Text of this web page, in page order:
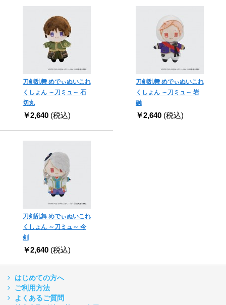
刀剣乱舞 めでぃぬいこれ
くしょん ～刀ミュ～ 石
切丸
￥2,640 (税込)
刀剣乱舞 めでぃぬいこれ
くしょん ～刀ミュ～ 岩
融
￥2,640 (税込)
刀剣乱舞 めでぃぬいこれ
くしょん ～刀ミュ～ 今
剣
￥2,640 (税込)
はじめての方へ
ご利用方法
よくあるご質問